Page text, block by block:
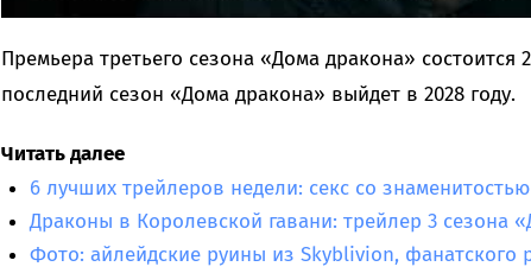
Премьера третьего сезона «Дома дракона» состоится
последний сезон «Дома дракона» выйдет в 2028 году.
Читать далее
6 лучших трейлеров недели: секс со
Драконы в Королевской гавани: трейлер 3 сезона
Фото: айлейдские руины из Skyblivion, фанатского